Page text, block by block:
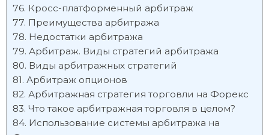
Кросс-платформенный арбитраж
Преимущества арбитража
Недостатки арбитража
Арбитраж. Виды стратегий арбитража
Виды арбитражных стратегий
Арбитраж опционов
Арбитражная стратегия торговли на Форекс
Что такое арбитражная торговля в целом?
Использование системы арбитража на